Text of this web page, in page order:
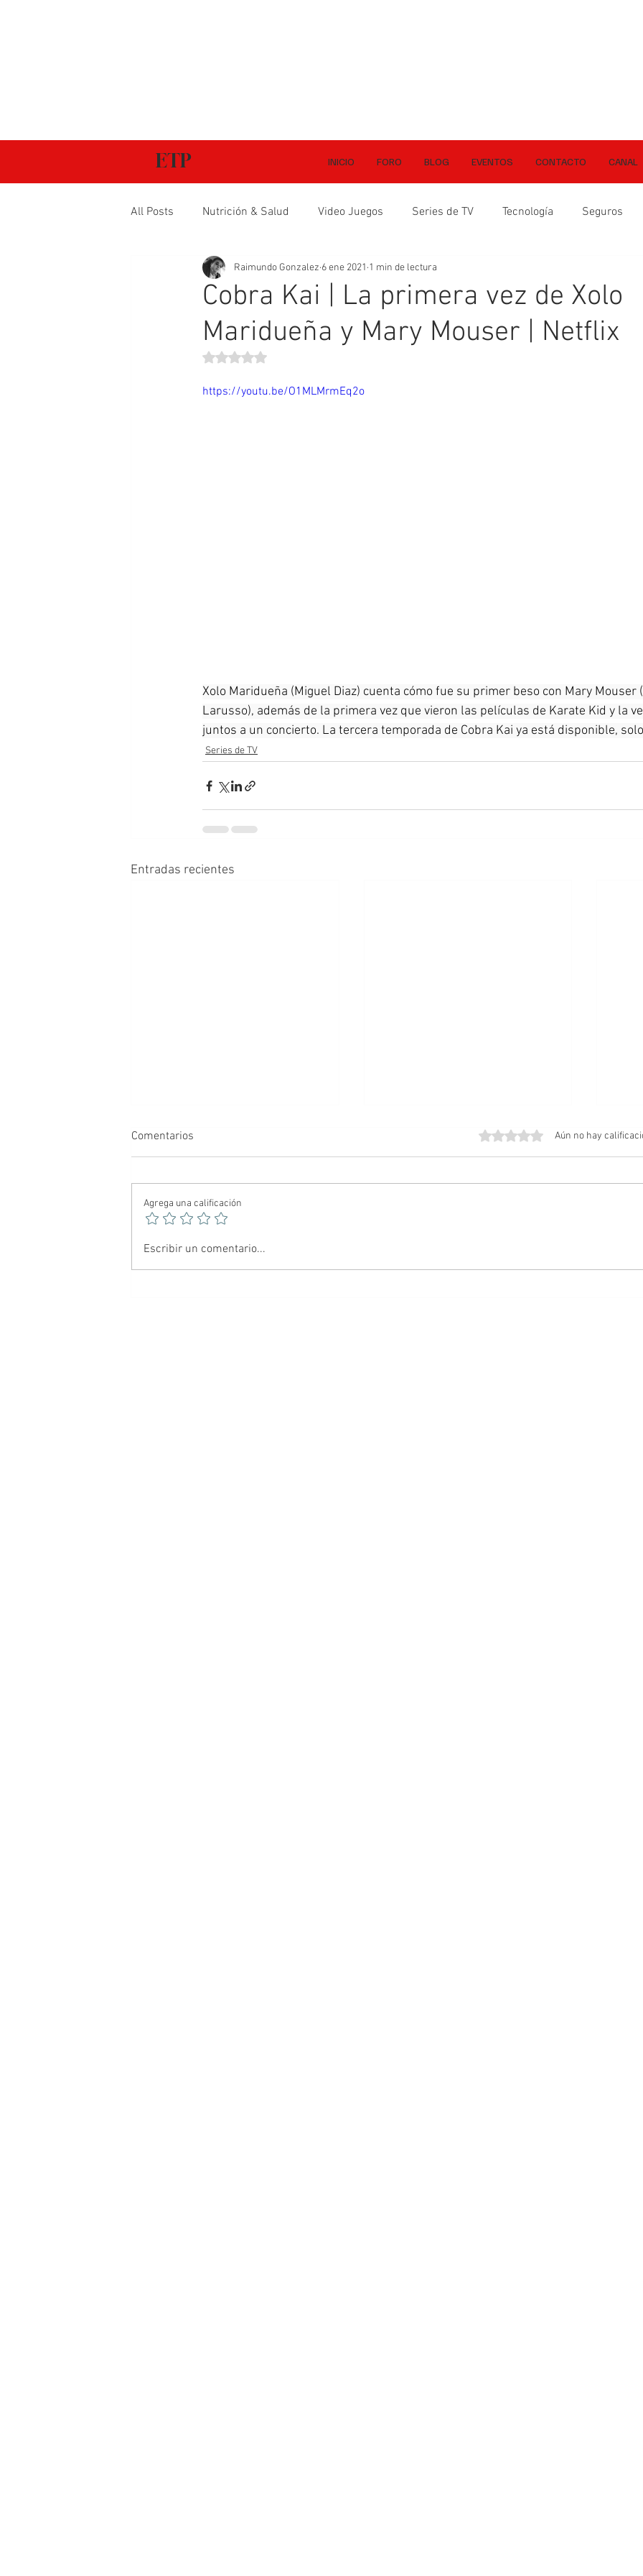
INICIO FORO BLOG EVENTOS CONTACTO CANAL
ETP
All Posts Nutrición & Salud Video Juegos Series de TV Tecnología Seguros
Cobra Kai | La primera vez de Xolo
Maridueña y Mary Mouser | Netflix
Raimundo Gonzalez 6 ene 2021 1 min de lectura
Obtuvo NaN de 5 estrellas.
https://youtu.be/O1MLMrmEq2o
Xolo Maridueña (Miguel Diaz) cuenta cómo fue su primer beso con Mary Mouser
Larusso), además de la primera vez que vieron las películas de Karate Kid y la
juntos a un concierto. La tercera temporada de Cobra Kai ya está disponible,
Series de TV
Entradas recientes
🕷️ Spider-Noir: El Hombre
Araña más oscuro del
Comentarios Obtuvo 0 de 5 estrellas.
Aún no hay
Agrega una calificación
Escribir un comentario...